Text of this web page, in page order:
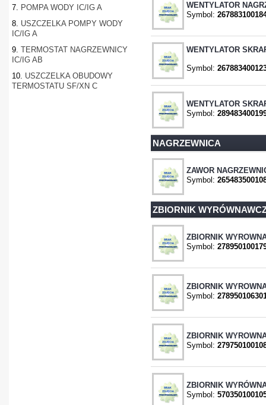
7. POMPA WODY IC/IG A
8. USZCZELKA POMPY WODY
IC/IG A
9. TERMOSTAT NAGRZEWNICY
IC/IG AB
10. USZCZELKA OBUDOWY
TERMOSTATU SF/XN C
WENTYLATOR
Symbol:
WENTYLATOR
Symbol:
WENTYLATOR
Symbol:
NAGRZEWNICA
ZAWOR
Symbol:
ZBIORNIK
ZBIORNIK
Symbol:
ZBIORNIK
Symbol:
ZBIORNIK
Symbol:
ZBIORNIK
Symbol: